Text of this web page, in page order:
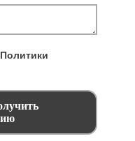
Политики